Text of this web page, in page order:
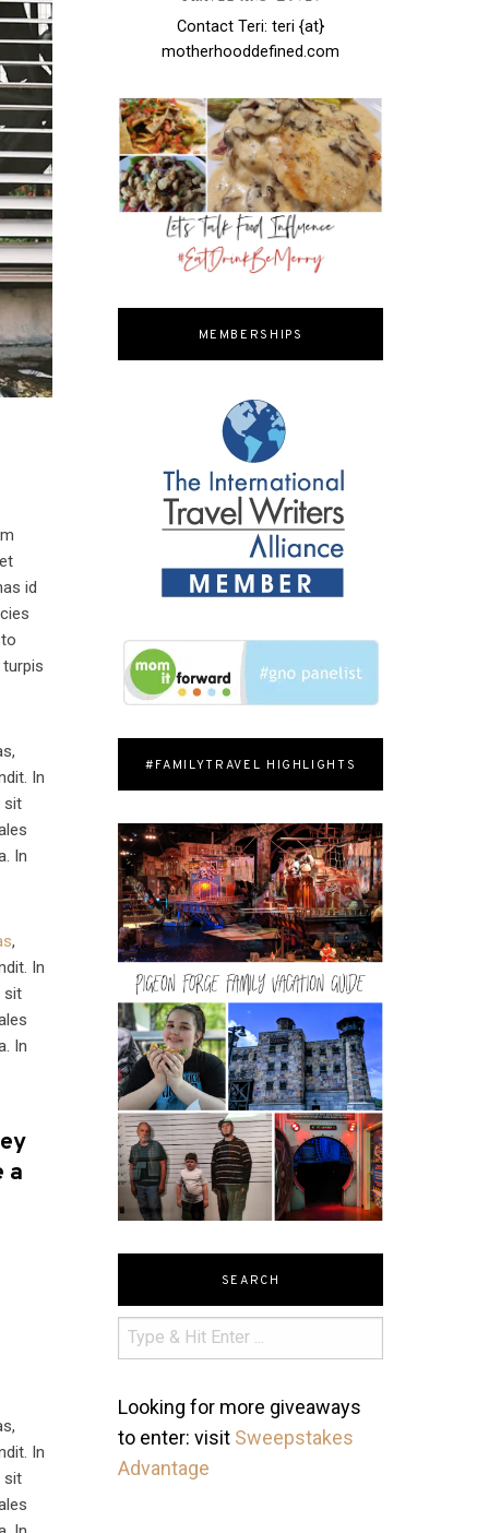
id
In
sit
In
,
In
sit
In
a
In
sit
Contact Teri: teri {at}
motherhooddefined.com
MEMBERSHIPS
#FAMILYTRAVEL HIGHLIGHTS
SEARCH
Looking for more giveaways
to enter: visit Sweepstakes
Advantage